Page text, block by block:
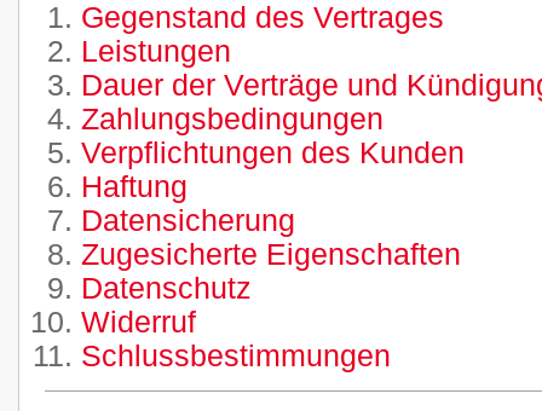
Gegenstand des Vertrages
Leistungen
Dauer der Verträge und
Zahlungsbedingungen
Verpflichtungen des Kunden
Haftung
Datensicherung
Zugesicherte Eigenschaften
Datenschutz
Widerruf
Schlussbestimmungen